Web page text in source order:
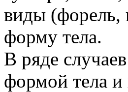
виды (форель,
форму тела.
В ряде
формой тела